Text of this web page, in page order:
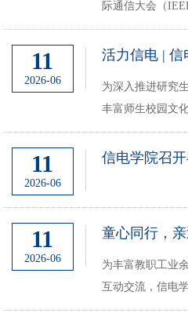
信电学院校友分
际通信大会（
英国格拉斯哥举
朝阳教授指导的
奖。
11
2026-06
为深入推进研究
丰富师生校园文
与研究生之间的
学信息与电子工
11
2026-06
信电学院召
11
2026-06
为丰富教职工业
互动交流，信电
6月6日举办“童心